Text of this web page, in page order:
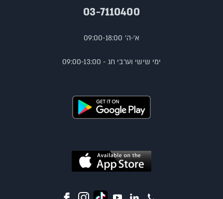
03-7110400
א'-ה' 09:00-18:00
ימי שישי וערבי חג - 09:00-13:00